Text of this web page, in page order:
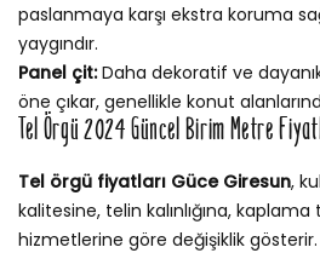
paslanmaya karşı ekstra koruma
yaygındır.
Panel çit:Daha dekoratif ve
öne çıkar, genellikle konut
Tel Örgü 2024 Güncel Birim Metre
Tel örgü fiyatları Güce Giresun,
kalitesine, telin kalınlığına,
hizmetlerine göre değişiklik gösterir.